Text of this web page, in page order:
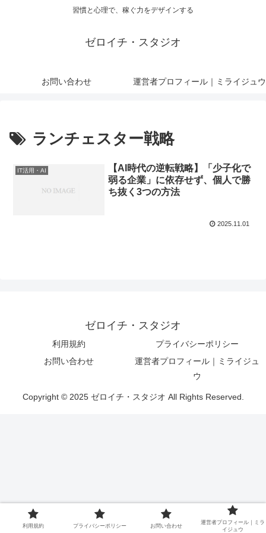
習慣と心理で、稼ぐ力をデザインする
ゼロイチ・スタジオ
お問い合わせ 運営者プロフィール｜ミライジュウ
ランチェスター戦略
IT活用・AI
【AI時代の逆転戦略】「少子化で
弱る企業」に依存せず、個人で勝
ち抜く3つの方法
2025.11.01
ゼロイチ・スタジオ
利用規約
プライバシーポリシー
お問い合わせ
運営者プロフィール｜ミライジュ
ウ
Copyright © 2025 ゼロイチ・スタジオ All Rights Reserved.
利用規約 プライバシーポリシー お問い合わせ
運営者プロフィール｜ミラ
イジュウ